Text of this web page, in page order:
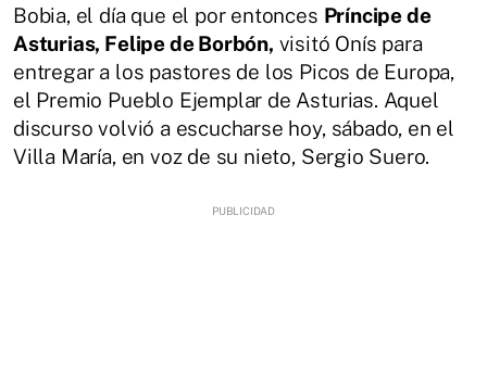
Bobia, el día que el por entonces Príncipe de
Asturias, Felipe de Borbón, visitó Onís para
entregar a los pastores de los Picos de Europa,
el Premio Pueblo Ejemplar de Asturias. Aquel
discurso volvió a escucharse hoy, sábado, en el
Villa María, en voz de su nieto, Sergio Suero.